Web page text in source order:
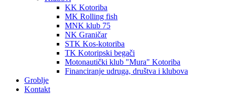
KK Kotoriba
MK Rolling fish
MNK klub 75
NK Graničar
STK Kos-kotoriba
TK Kotoripski begači
Motonautički klub "Mura" Kotoriba
Financiranje udruga, društva i klubova
Groblje
Kontakt